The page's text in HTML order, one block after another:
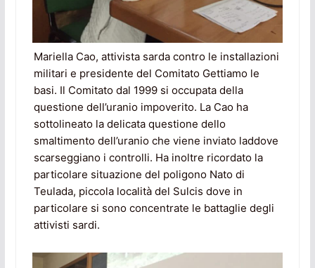
Mariella Cao, attivista sarda contro le installazioni
militari e presidente del Comitato Gettiamo le
basi. Il Comitato dal 1999 si occupata della
questione dell’uranio impoverito. La Cao ha
sottolineato la delicata questione dello
smaltimento dell’uranio che viene inviato laddove
scarseggiano i controlli. Ha inoltre ricordato la
particolare situazione del poligono Nato di
Teulada, piccola località del Sulcis dove in
particolare si sono concentrate le battaglie degli
attivisti sardi.